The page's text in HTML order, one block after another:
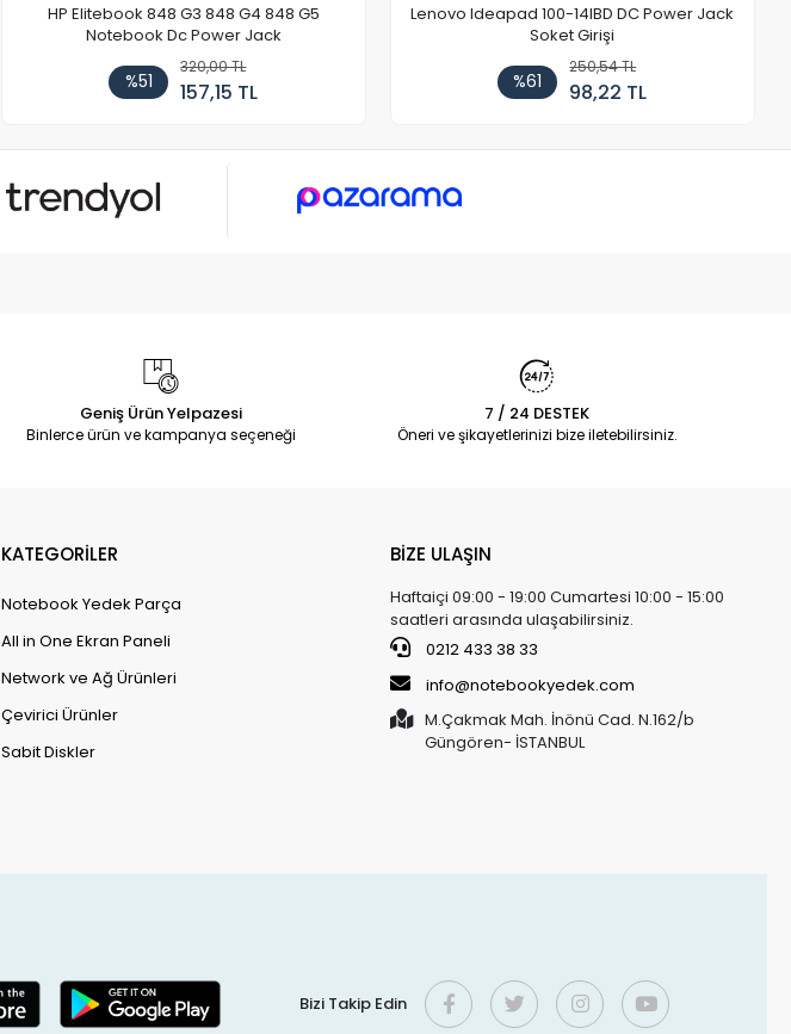
HP Elitebook 848 G3 848 G4 848 G5
Notebook Dc Power Jack
%51
320,00 TL
157,15 TL
Lenovo Ideapad 100-14IBD DC Power Jack
Soket Girişi
%61
250,54 TL
98,22 TL
Geniş Ürün Yelpazesi
Binlerce ürün ve kampanya seçeneği
7 / 24 DESTEK
Öneri ve şikayetlerinizi bize iletebilirsiniz.
KATEGORİLER
Notebook Yedek Parça
All in One Ekran Paneli
Network ve Ağ Ürünleri
Çevirici Ürünler
Sabit Diskler
BİZE ULAŞIN
Haftaiçi 09:00 - 19:00 Cumartesi 10:00 - 15:00
saatleri arasında ulaşabilirsiniz.
0212 433 38 33
info@notebookyedek.com
M.Çakmak Mah. İnönü Cad. N.162/b
Güngören- İSTANBUL
Bizi Takip Edin